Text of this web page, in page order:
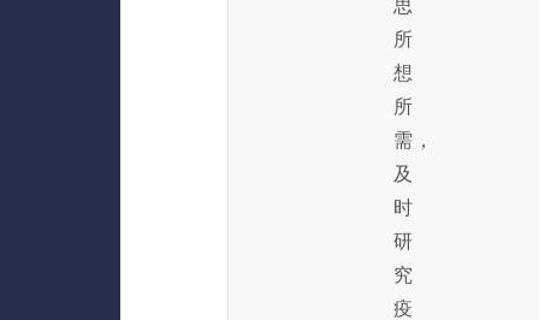
思
所
想
所
需，
及
时
研
究
疫